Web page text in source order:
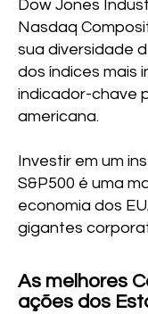
Dow Jones
Nasdaq
sua diversidade
dos índices mais
indicador-chave
americana.
Investir em um
S&P500 é uma
economia dos
gigantes
As melhores
ações dos